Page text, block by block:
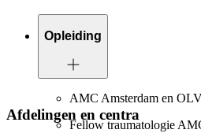
Opleiding
AMC Amsterdam en
Fellow traumatologie
Afdelingen en centra